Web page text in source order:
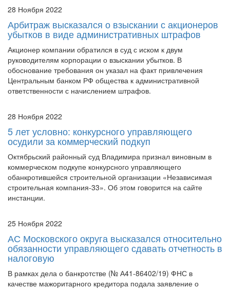
убытков в виде административных штрафов
Акционер компании обратился в суд с иском к двум
руководителям корпорации о взыскании убытков. В
обоснование требования он указал на факт привлечения
Центральным банком РФ общества к административной
ответственности с начислением штрафов.
28 Ноября 2022
осудили за коммерческий подкуп
Октябрьский районный суд Владимира признал виновным в
коммерческом подкупе конкурсного управляющего
обанкротившейся строительной организации «Независимая
строительная компания-33». Об этом говорится на сайте
инстанции.
25 Ноября 2022
обязанности управляющего сдавать отчетность в
налоговую
В рамках дела о банкротстве (№ А41-86402/19) ФНС в
качестве мажоритарного кредитора подала заявление о
признании незаконными действий и бездействий конкурсного
управляющего.